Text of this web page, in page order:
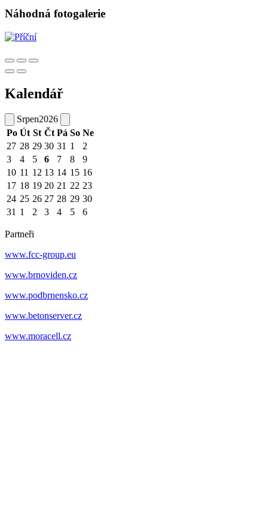
Náhodná fotogalerie
Kalendář
Srpen2026
Po Út St Čt Pá So Ne
27 28 29 30 31 1
2
3
4 5 6 7 8
9
10 11 12 13 14 15 16
17 18 19 20 21 22 23
24 25 26 27 28 29 30
31 1 2 3 4 5 6
Partneři
www.fcc-group.eu
www.brnoviden.cz
www.podbrnensko.cz
www.betonserver.cz
www.moracell.cz